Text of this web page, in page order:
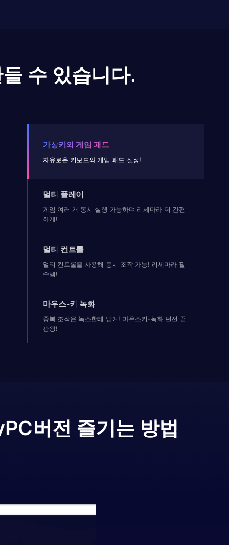
수 있습니다.
가상키와 게임 패드
자유로운 키보드와 게임 패드 설정!
멀티 플레이
게임 여러 개 동시 실행 가능하며 리세마라 더 간편
하게!
멀티 컨트롤
멀티 컨트롤을 사용해 동시 조작 가능! 리세마라 필
수템!
마우스-키 녹화
중복 조작은 녹스한테 맡겨! 마우스키-녹화 던전 끝
판왕!
PC버전 즐기는 방법